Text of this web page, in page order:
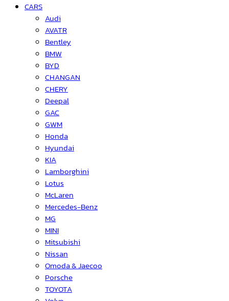
CARS
Audi
AVATR
Bentley
BMW
BYD
CHANGAN
CHERY
Deepal
GAC
GWM
Honda
Hyundai
KIA
Lamborghini
Lotus
McLaren
Mercedes-Benz
MG
MINI
Mitsubishi
Nissan
Omoda & Jaecoo
Porsche
TOYOTA